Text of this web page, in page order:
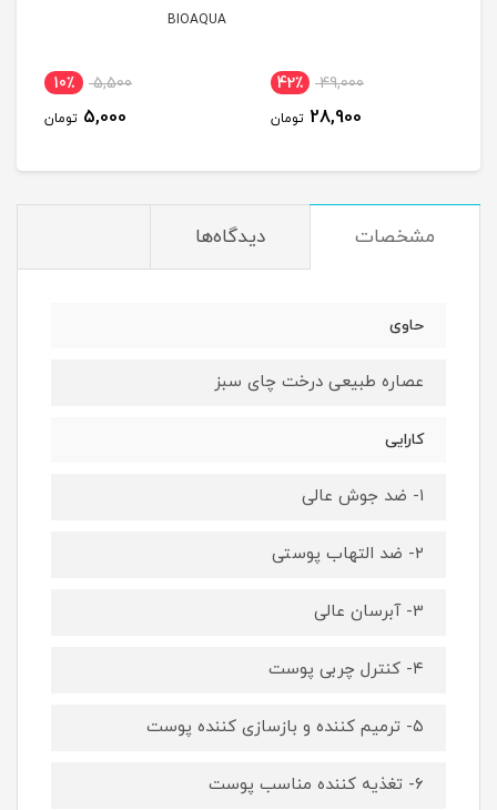
49,000 42٪
28,900 تومان
BIOAQUA
5,500 10٪
5,000 تومان
مشخصات دیدگاه‌ها
حاوی
عصاره طبیعی درخت چای سبز
کارایی
۱- ضد جوش عالی
۲-‎ ضد التهاب پوستی
3- آبرسان عالی
۴- کنترل چربی پوست
۵- ترمیم کننده و بازسازی کننده پوست
۶- تغذیه کننده مناسب پوست